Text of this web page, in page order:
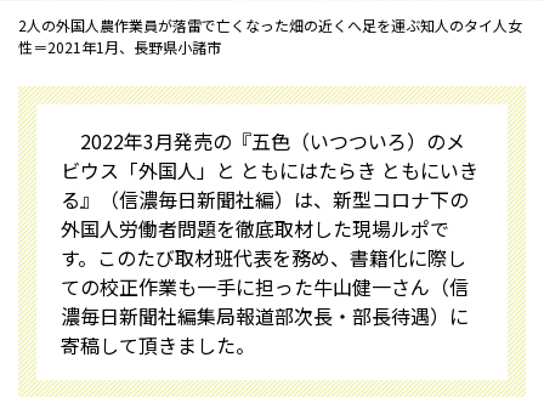
2人の外国人農作業員が落雷で亡くなった畑の近くへ足を運ぶ知人のタイ人女
性＝2021年1月、長野県小諸市
2022年3月発売の『五色（いつついろ）のメ
ビウス――「外国人」と ともにはたらき ともにいき
る』（信濃毎日新聞社編）は、新型コロナ下の
外国人労働者問題を徹底取材した現場ルポで
す。このたび取材班代表を務め、書籍化に際し
ての校正作業も一手に担った牛山健一さん（信
濃毎日新聞社編集局報道部次長・部長待遇）に
寄稿して頂きました。